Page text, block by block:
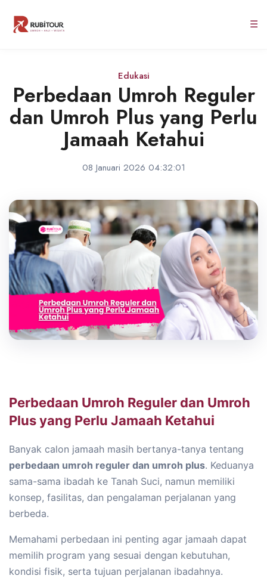
☰
Edukasi
Perbedaan Umroh Reguler
dan Umroh Plus yang Perlu
Jamaah Ketahui
08 Januari 2026 04:32:01
Perbedaan Umroh Reguler dan Umroh
Plus yang Perlu Jamaah Ketahui
Banyak calon jamaah masih bertanya-tanya tentang
perbedaan umroh reguler dan umroh plus. Keduanya
sama-sama ibadah ke Tanah Suci, namun memiliki
konsep, fasilitas, dan pengalaman perjalanan yang
berbeda.
Memahami perbedaan ini penting agar jamaah dapat
memilih program yang sesuai dengan kebutuhan,
kondisi fisik, serta tujuan perjalanan ibadahnya.